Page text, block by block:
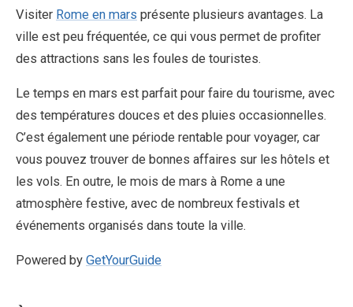
Visiter Rome en mars présente plusieurs avantages. La
ville est peu fréquentée, ce qui vous permet de profiter
des attractions sans les foules de touristes.
Le temps en mars est parfait pour faire du tourisme, avec
des températures douces et des pluies occasionnelles.
C’est également une période rentable pour voyager, car
vous pouvez trouver de bonnes affaires sur les hôtels et
les vols. En outre, le mois de mars à Rome a une
atmosphère festive, avec de nombreux festivals et
événements organisés dans toute la ville.
Powered by GetYourGuide